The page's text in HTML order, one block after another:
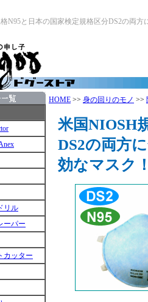
N95と日本の国家検定規格区分DS2の両
リル
ーパー
カッター
HOME >> 身の回りのモノ >>
米国NIOSH
DS2の両方
効なマスク